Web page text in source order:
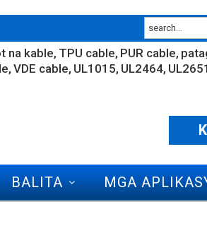
na kable TPU cable PUR cable
VDE cable UL1015 UL2464 UL2651
BALITA MGA